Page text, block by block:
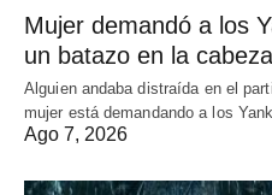
Mujer demandó a los
un batazo en la
Alguien andaba distraída en el
mujer está demandando a los
Ago 7, 2026